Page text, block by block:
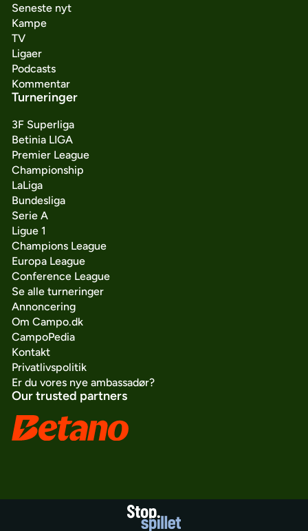
Seneste nyt
Kampe
TV
Ligaer
Podcasts
Kommentar
Turneringer
3F Superliga
Betinia LIGA
Premier League
Championship
LaLiga
Bundesliga
Serie A
Ligue 1
Champions League
Europa League
Conference League
Se alle turneringer
Annoncering
Om Campo.dk
CampoPedia
Kontakt
Privatlivspolitik
Er du vores nye ambassadør?
Our trusted partners